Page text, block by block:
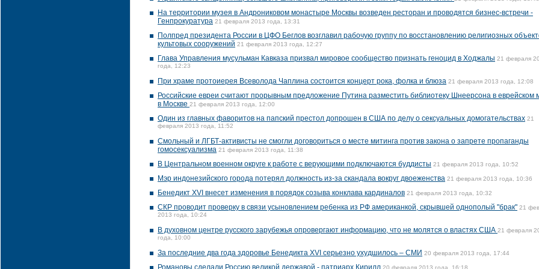
На территории музея в Андрониковом монастыре Москвы возведен ресторан и проводятся бизнес-встречи -
Генпрокуратура 21 февраля 2013 года, 13:31
Полпред президента России в ЦФО Беглов возглавил рабочую группу по восстановлению религиозных
культовых сооружений 21 февраля 2013 года, 12:27
Глава Управления мусульман Кавказа призвал мировое сообщество признать геноцид в Ходжалы 21 февраля
года, 12:23
При храме протоиерея Всеволода Чаплина состоится концерт рока, фолка и блюза 21 февраля 2013 года, 12:08
Российские евреи считают прорывным предложение Путина разместить библиотеку Шнеерсона в еврейском
в Москве 21 февраля 2013 года, 12:00
Один из главных фаворитов на папский престол допрошен в США по делу о сексуальных домогательствах 21
февраля 2013 года, 11:52
Смольный и ЛГБТ-активисты не смогли договориться о месте митинга против закона о запрете пропаганды
гомосексуализма 21 февраля 2013 года, 11:38
В Центральном военном округе к работе с верующими подключаются буддисты 21 февраля 2013 года, 10:52
Мэр индонезийского города потерял должность из-за скандала вокруг двоеженства 21 февраля 2013 года, 10:36
Бенедикт XVI внесет изменения в порядок созыва конклава кардиналов 21 февраля 2013 года, 10:32
СКР проводит проверку в связи усыновлением ребенка из РФ американкой, скрывшей однополый "брак" 21
2013 года, 10:24
В духовном центре русского зарубежья опровергают информацию, что не молятся о властях США 21 февраля
года, 10:00
За последние два года здоровье Бенедикта XVI серьезно ухудшилось – СМИ 20 февраля 2013 года, 17:44
Романовы сделали Россию великой державой - патриарх Кирилл 20 февраля 2013 года, 16:18